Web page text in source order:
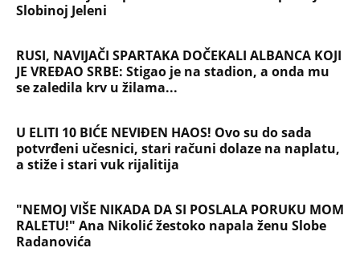
Slobinoj Jeleni
RUSI, NAVIJAČI SPARTAKA DOČEKALI ALBANCA KOJI
JE VREĐAO SRBE: Stigao je na stadion, a onda mu
se zaledila krv u žilama...
U ELITI 10 BIĆE NEVIĐEN HAOS! Ovo su do sada
potvrđeni učesnici, stari računi dolaze na naplatu,
a stiže i stari vuk rijalitija
"NEMOJ VIŠE NIKADA DA SI POSLALA PORUKU MOM
RALETU!" Ana Nikolić žestoko napala ženu Slobe
Radanovića